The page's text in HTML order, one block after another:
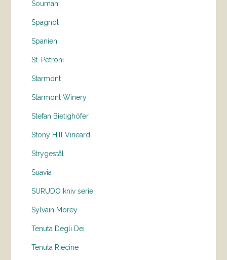
Soumah
Spagnol
Spanien
St. Petroni
Starmont
Starmont Winery
Stefan Bietighöfer
Stony Hill Vineard
Strygestål
Suavia
SURUDO kniv serie
Sylvain Morey
Tenuta Degli Dei
Tenuta Riecine